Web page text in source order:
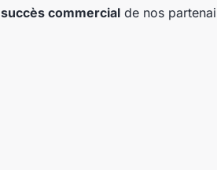
succès commercial de nos